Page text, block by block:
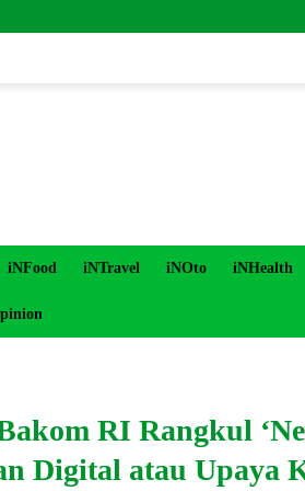
iNFood iNTravel iNOto iNHealth
RI Rangkul
Digital atau Upaya